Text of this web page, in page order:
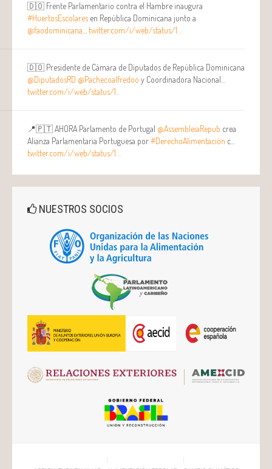
🇩🇴 Frente Parlamentario contra el Hambre inaugura
#HuertosEscolares en República Dominicana junto a
@faodominicana
twitter.com/i/web/status/1…
🇩🇴 Presidente de Cámara de Diputados de República Dominicana
@DiputadosRD @Pachecoalfredoo y Coordinadora Nacional…
twitter.com/i/web/status/1…
📍🇵🇹 AHORA Parlamento de Portugal @AssembleiaRepub crea
Alianza Parlamentaria Portuguesa por#DerechoAlimentación c…
twitter.com/i/web/status/1…
NUESTROS SOCIOS